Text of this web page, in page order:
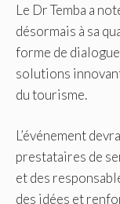
Le Dr Temba a
désormais à sa
forme de
solutions
du tourisme.
L’événement
prestataires de
et des
des idées et